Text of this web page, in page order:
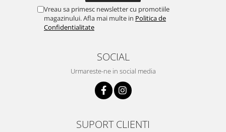
Vreau sa primesc newsletter cu promotiile
magazinului. Afla mai multe in Politica de
Confidentialitate
SOCIAL
Urmareste-ne in social media
SUPORT CLIENTI